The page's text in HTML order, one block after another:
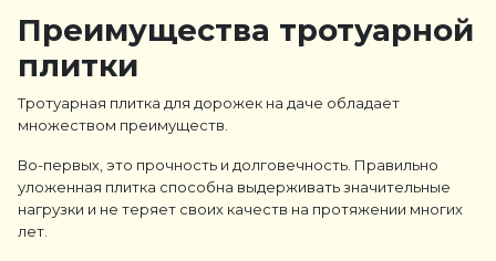
Преимущества тротуарной
плитки
Тротуарная плитка для дорожек на даче обладает
множеством преимуществ.
Во-первых, это прочность и долговечность. Правильно
уложенная плитка способна выдерживать значительные
нагрузки и не теряет своих качеств на протяжении многих
лет.